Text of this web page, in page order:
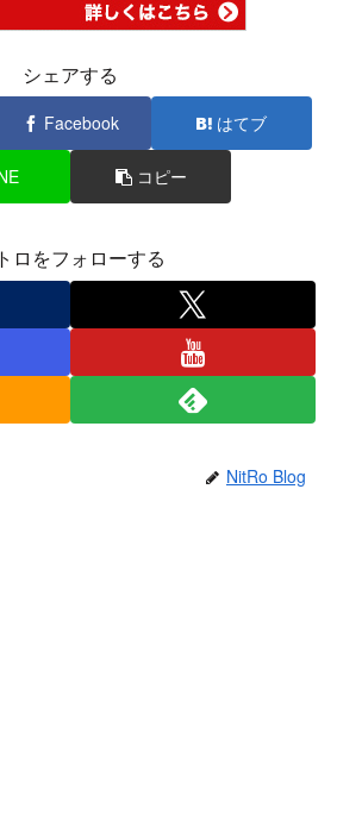
シェアする
Facebook はてブ
コピー
ロをフォローする
NitRo Blog